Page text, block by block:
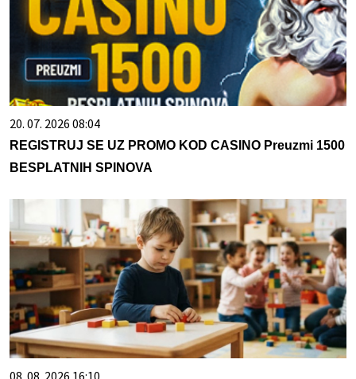
20. 07. 2026 08:04
REGISTRUJ SE UZ PROMO KOD CASINO Preuzmi 1500
BESPLATNIH SPINOVA